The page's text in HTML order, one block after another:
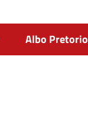
Albo Pretorio